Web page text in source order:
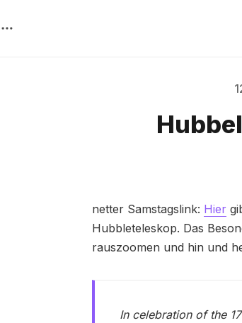
netter Samstagslink: Hier
Hubbleteleskop. Das
rauszoomen und hin und
In celebration of the